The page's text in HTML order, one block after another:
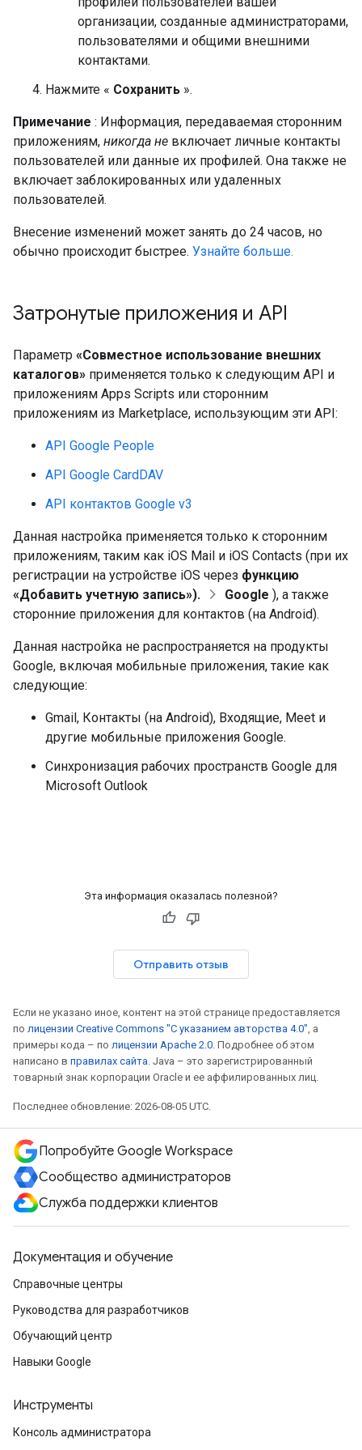
организации, созданные администраторами,
пользователями и общими внешними
контактами.
Нажмите « Сохранить ».
Примечание : Информация, передаваемая сторонним
приложениям, никогда не включает личные контакты
пользователей или данные их профилей. Она также не
включает заблокированных или удаленных
пользователей.
Внесение изменений может занять до 24 часов, но
обычно происходит быстрее. Узнайте больше.
Затронутые приложения и API
Параметр «Совместное использование внешних
каталогов» применяется только к следующим API и
приложениям Apps Scripts или сторонним
приложениям из Marketplace, использующим эти API:
API Google People
API Google CardDAV
API контактов Google v3
Данная настройка применяется только к сторонним
приложениям, таким как iOS Mail и iOS Contacts (при их
регистрации на устройстве iOS через функцию
«Добавить учетную запись»).
Google ), а также
сторонние приложения для контактов (на Android).
Данная настройка не распространяется на продукты
Google, включая мобильные приложения, такие как
следующие:
Gmail, Контакты (на Android), Входящие, Meet и
другие мобильные приложения Google.
Синхронизация рабочих пространств Google для
Microsoft Outlook
Эта информация оказалась полезной?
Отправить отзыв
Если не указано иное, контент на этой странице предоставляется
по лицензии Creative Commons "С указанием авторства 4.0", а
примеры кода – по лицензии Apache 2.0. Подробнее об этом
написано в правилах сайта. Java – это зарегистрированный
товарный знак корпорации Oracle и ее аффилированных лиц.
Последнее обновление: 2026-08-05 UTC.
Попробуйте Google Workspace
Сообщество администраторов
Служба поддержки клиентов
Документация и обучение
Справочные центры
Руководства для разработчиков
Обучающий центр
Навыки Google
Инструменты
Консоль администратора